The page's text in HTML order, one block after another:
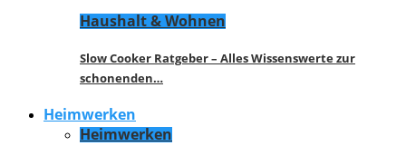
Haushalt & Wohnen
Slow Cooker Ratgeber – Alles Wissenswerte zur
schonenden…
Heimwerken
Heimwerken